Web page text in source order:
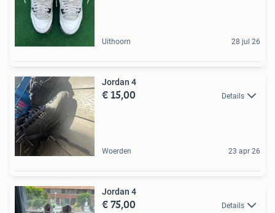
Uithoorn 28 jul 26
Jordan 4
€ 15,00 Details
Woerden 23 apr 26
Jordan 4
€ 75,00 Details